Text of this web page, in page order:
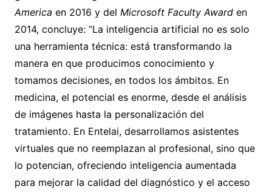
America en 2016 y del Microsoft Faculty Award en
2014, concluye: “La inteligencia artificial no es solo
una herramienta técnica: está transformando la
manera en que producimos conocimiento y
tomamos decisiones, en todos los ámbitos. En
medicina, el potencial es enorme, desde el análisis
de imágenes hasta la personalización del
tratamiento. En Entelai, desarrollamos asistentes
virtuales que no reemplazan al profesional, sino que
lo potencian, ofreciendo inteligencia aumentada
para mejorar la calidad del diagnóstico y el acceso